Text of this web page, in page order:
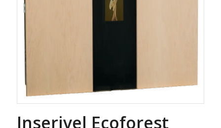
Inserivel Ecoforest